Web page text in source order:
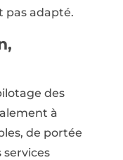
pas adapté.
des
à
de portée
services